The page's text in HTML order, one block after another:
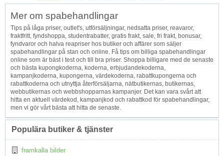
Topp
Mer om spabehandlingar
Tips på låga priser, outlet's, utförsäljningar, nedsatta priser, reavaror,
fraktfritt, fyndshoppa, studentrabatter, gratis frakt, sale, fri frakt, bonusar,
fyndvaror och halva reapriser hos butiker och affärer som säljer
spabehandlingar på stan och online. Få tips om billiga spabehandlingar
online som är bäst i test och till bra priser. Shoppa billigare med de senaste
och bästa kupongkoderna, koderna, erbjudandekoderna,
kampanjkoderna, kupongerna, värdekoderna, rabattkupongerna och
rabattkoderna och utnyttja återförsäljarna, nätbutikernas, butikernas,
webbutikernas och webbshopparnas kampanjer. Det kan vara svårt att
hitta en aktuell värdekod, kampanjkod och rabattkod för spabehandlingar,
men vi gör vårt bästa att hitta de senaste.
Populära butiker & tjänster
framkalla bilder